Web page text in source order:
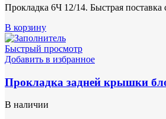
Прокладка 6Ч 12/14. Быстрая поставка
В корзину
Быстрый просмотр
Добавить в избранное
Прокладка задней крышки
В наличии